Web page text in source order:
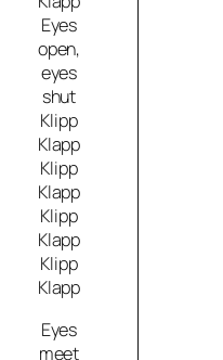
Eyes
open,
eyes
shut
Klipp
Klapp
Klipp
Klapp
Klipp
Klapp
Klipp
Klapp
Eyes
meet